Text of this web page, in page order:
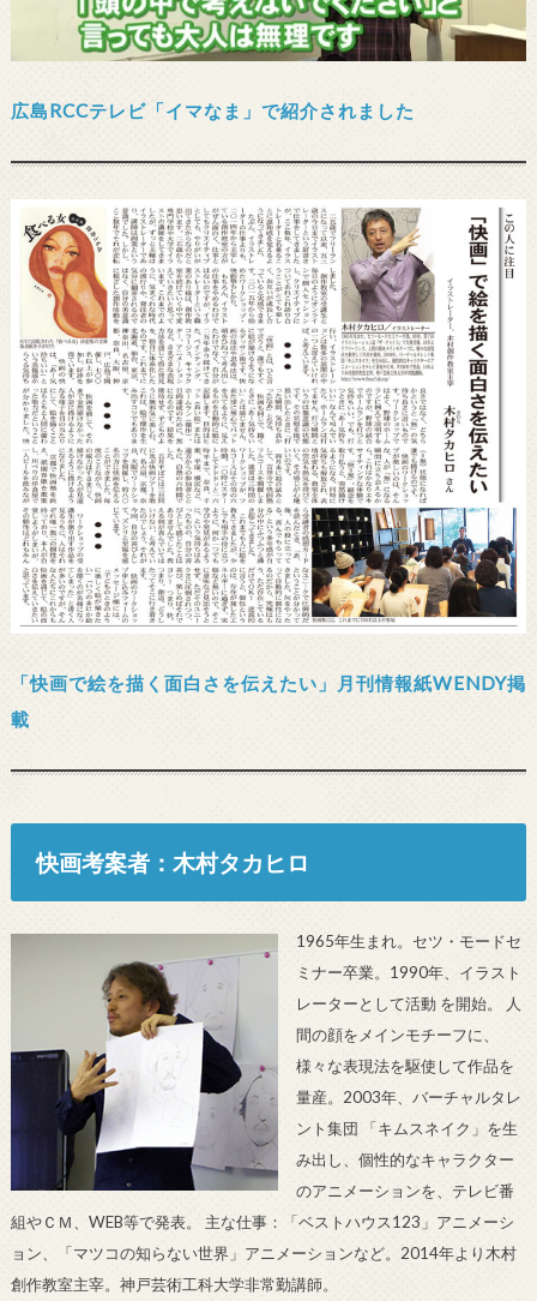
広島RCCテレビ「イマなま」で紹介されました
「快画で絵を描く面白さを伝えたい」月刊情報紙WENDY掲
載
快画考案者：木村タカヒロ
1965年生まれ。セツ・モードセ
ミナー卒業。1990年、イラスト
レーターとして活動 を開始。 人
間の顔をメインモチーフに、
様々な表現法を駆使して作品を
量産。2003年、バーチャルタレ
ント集団 「キムスネイク」を生
み出し、個性的なキャラクター
のアニメーションを、テレビ番
組やＣＭ、WEB等で発表。 主な仕事：「ベストハウス123」アニメーシ
ョン、「マツコの知らない世界」アニメーションなど。2014年より木村
創作教室主宰。神戸芸術工科大学非常勤講師。